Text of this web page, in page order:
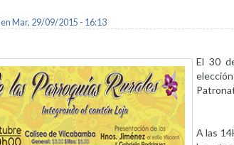
en Mar, 29/09/2015 - 16:13
El 30
A las